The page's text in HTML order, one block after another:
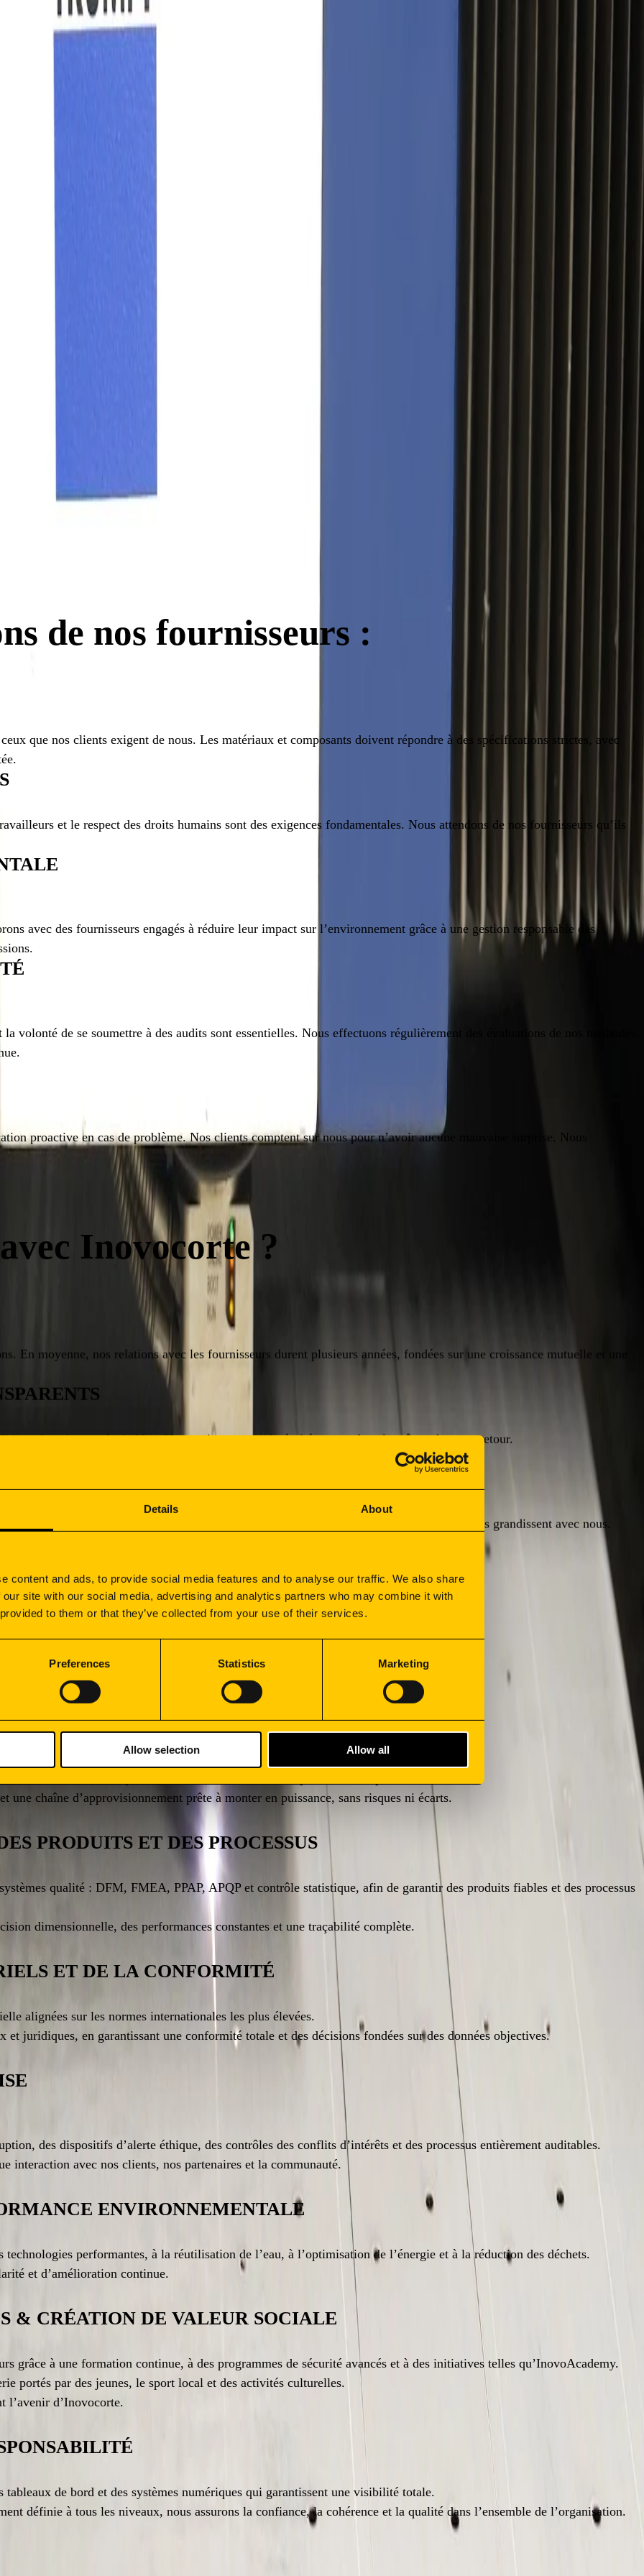
Details About
content and ads, to provide social media features and to analyse our traffic. We also share
site with our social media, advertising and analytics partners who may combine it with
to them or that they’ve collected from your use of their services.
Preferences Statistics Marketing
Allow selection Allow all
l’excellence, l’intégrité et une croissance partagée
de nos fournisseurs :
que nos clients exigent de nous. Les matériaux et composants doivent répondre à des spécifications strictes, avec
et le respect des droits humains sont des exigences fondamentales. Nous attendons de nos fournisseurs qu’ils
avec des fournisseurs engagés à réduire leur impact sur l’environnement grâce à une gestion responsable des
volonté de se soumettre à des audits sont essentielles. Nous effectuons régulièrement des évaluations de nos méthodes
proactive en cas de problème. Nos clients comptent sur nous pour n’avoir aucune mauvaise surprise. Nous
Inovocorte ?
En moyenne, nos relations avec les fournisseurs durent plusieurs années, fondées sur une croissance mutuelle et une
de paiement équitables. Nous agissons avec intégrité et attendons la même chose en retour.
(Portugal, Espagne, France, Allemagne, Italie, Pologne, Suède, Suisse), nos fournisseurs grandissent avec nous.
de co‑développement et des initiatives d’amélioration continue.
fournisseurs
ET RÉSILIENTES
technique, un souci de durabilité et un contrôle strict.
ESG, de la traçabilité, de la conformité et de la performance opérationnelle.
une chaîne d’approvisionnement prête à monter en puissance, sans risques ni écarts.
PRODUITS ET DES PROCESSUS
qualité : DFM, FMEA, PPAP, APQP et contrôle statistique, afin de garantir des produits fiables et des processus
dimensionnelle, des performances constantes et une traçabilité complète.
ET DE LA CONFORMITÉ
alignées sur les normes internationales les plus élevées.
juridiques, en garantissant une conformité totale et des décisions fondées sur des données objectives.
des dispositifs d’alerte éthique, des contrôles des conflits d’intérêts et des processus entièrement auditables.
interaction avec nos clients, nos partenaires et la communauté.
ENVIRONNEMENTALE
performantes, à la réutilisation de l’eau, à l’optimisation de l’énergie et à la réduction des déchets.
et d’amélioration continue.
& CRÉATION DE VALEUR SOCIALE
grâce à une formation continue, à des programmes de sécurité avancés et à des initiatives telles qu’InovoAcademy.
portés par des jeunes, le sport local et des activités culturelles.
l’avenir d’Inovocorte.
de bord et des systèmes numériques qui garantissent une visibilité totale.
définie à tous les niveaux, nous assurons la confiance, la cohérence et la qualité dans l’ensemble de l’organisation.